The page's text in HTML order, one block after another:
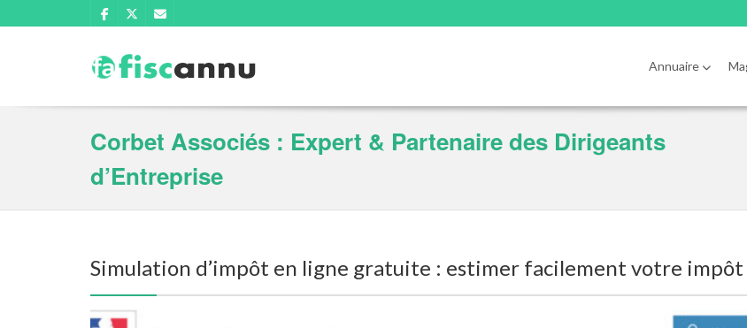
Annuaire
Corbet Associés : Expert & Partenaire des Dirigeants
d’Entreprise
Simulation d’impôt en ligne gratuite : estimer facilement votre